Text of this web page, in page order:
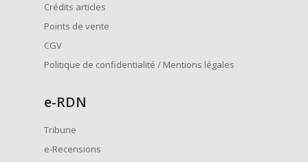
Crédits articles
Points de vente
CGV
Politique de confidentialité / Mentions légales
e-RDN
Tribune
e-Recensions